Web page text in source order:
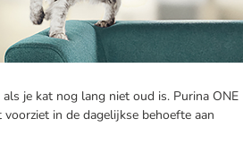
je kat nog lang niet oud is. Purina ONE
in de dagelijkse behoefte aan